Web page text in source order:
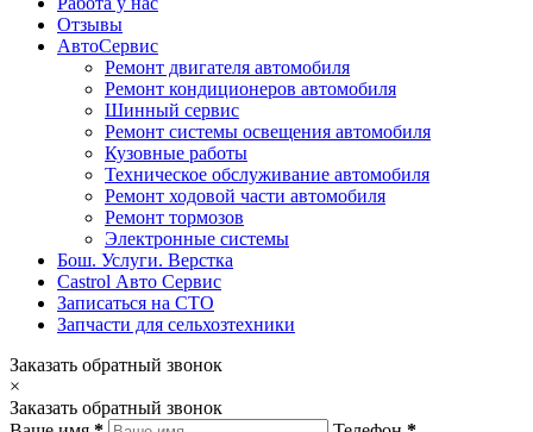
Отзывы
АвтоСервис
Ремонт двигателя автомобиля
Ремонт кондиционеров автомобиля
Шинный сервис
Ремонт системы освещения автомобиля
Кузовные работы
Техническое обслуживание автомобиля
Ремонт ходовой части автомобиля
Ремонт тормозов
Электронные системы
Бош. Услуги. Верстка
Castrol Авто Сервис
Записаться на СТО
Запчасти для сельхозтехники
Заказать обратный звонок
×
Заказать обратный звонок